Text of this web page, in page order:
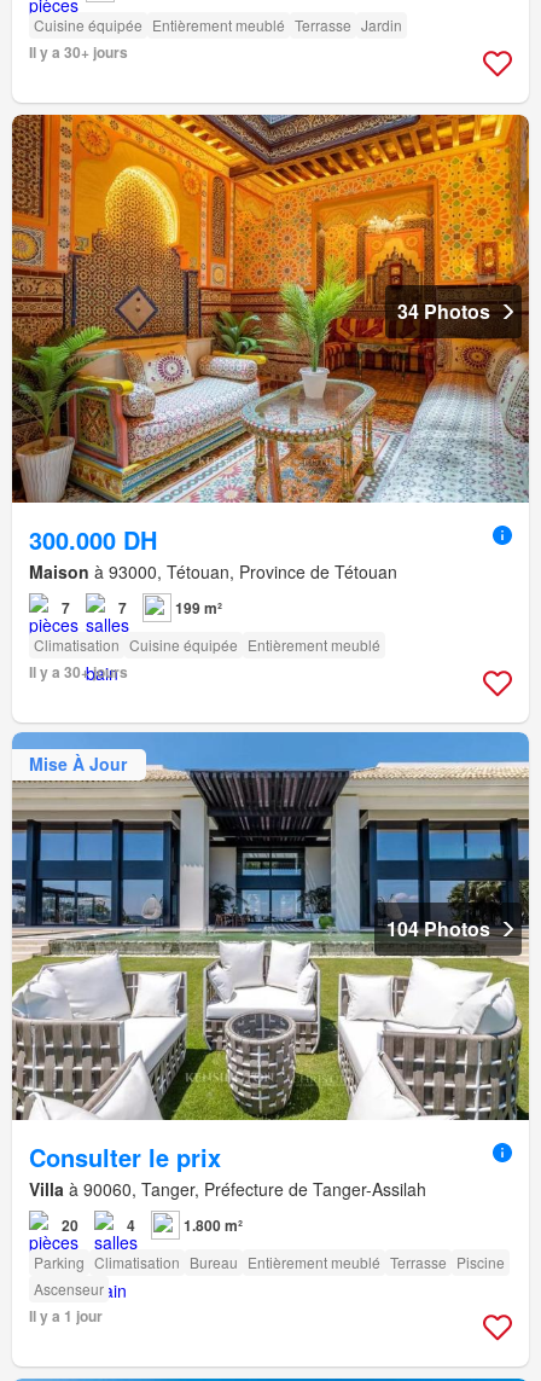
Cuisine équipée Entièrement meublé Terrasse Jardin
Il y a 30+ jours
34 Photos
300.000 DH
Maison à 93000, Tétouan, Province de Tétouan
7 7 199 m²
Climatisation Cuisine équipée Entièrement meublé
Il y a 30+ jours
Mise À Jour
104 Photos
Consulter le prix
Villa à 90060, Tanger, Préfecture de Tanger-Assilah
20 4 1.800 m²
Parking Climatisation Bureau Entièrement meublé Terrasse Piscine
Ascenseur
Il y a 1 jour